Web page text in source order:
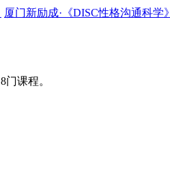
厦门新励成·《DISC性格沟通科学》
8门课程。